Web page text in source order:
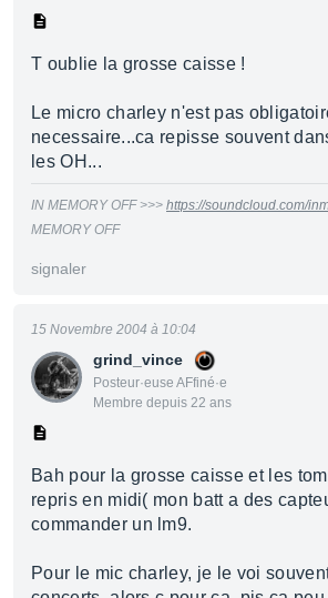
T oublie la grosse caisse !
Le micro charley n'est pas
necessaire...ca repisse souvent
les OH...
IN MEMORY OFF >>> https://soundcloud.com/
MEMORY OFF
signaler
grind_vince
Posteur·euse AFfiné·e
Membre depuis 22 ans
15 Novembre 2004 à 10:04
Bah pour la grosse caisse et les
repris en midi( mon batt a des
commander un lm9.
Pour le mic charley, je le voi